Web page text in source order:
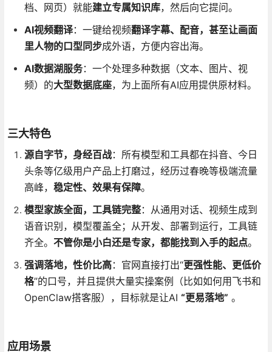
档、网页）就能建立专属知识库，然后向它提问。
AI视频翻译：一键给视频翻译字幕、配音，甚至让画面
里人物的口型同步成外语，方便内容出海。
AI数据湖服务：一个处理多种数据（文本、图片、视
频）的大型数据底座，为上面所有AI应用提供原材料。
三大特色
源自字节，身经百战：所有模型和工具都在抖音、今日
头条等亿级用户产品上打磨过，经历过春晚等极端流量
高峰， 稳定性、效果有保障。
模型家族全面，工具链完整：从通用对话、视频生成到
语音识别，模型覆盖全；从开发、部署到运行，工具链
齐全。 不管你是小白还是专家，都能找到入手的起点。
强调落地，性价比高：官网直接打出“更强性能、更低价
格”的口号，并且提供大量实操案例（比如如何用飞书和
OpenClaw搭客服），目标就是让AI “更易落地” 。
应用场景